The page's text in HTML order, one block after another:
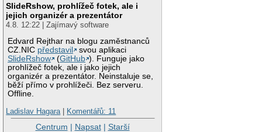
SlideRshow, prohlížeč fotek, ale i
jejich organizér a prezentátor
4.8. 12:22 | Zajímavý software
Edvard Rejthar na blogu zaměstnanců
CZ.NIC představil
svou aplikaci
SlideRshow
(GitHub ). Funguje jako
prohlížeč fotek, ale i jako jejich
organizér a prezentátor. Neinstaluje se,
běží přímo v prohlížeči. Bez serveru.
Offline.
Ladislav Hagara| Komentářů: 11
Centrum | Napsat| Starší